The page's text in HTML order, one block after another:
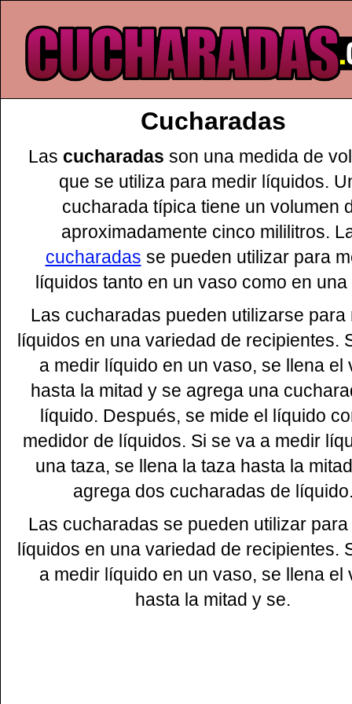
Cucharadas
Las cucharadas son una medida de
que se utiliza para medir líquidos.
cucharada típica tiene un volumen
aproximadamente cinco mililitros.
cucharadas se pueden utilizar para
líquidos tanto en un vaso como en una
Las cucharadas pueden utilizarse para
líquidos en una variedad de recipientes.
a medir líquido en un vaso, se llena el
hasta la mitad y se agrega una
líquido. Después, se mide el líquido
medidor de líquidos. Si se va a medir
una taza, se llena la taza hasta la
agrega dos cucharadas de
Las cucharadas se pueden utilizar para
líquidos en una variedad de recipientes.
a medir líquido en un vaso, se llena el
hasta la mitad y se.